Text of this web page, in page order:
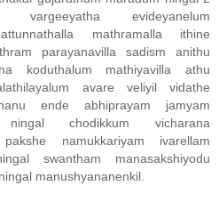
vargeeyatha evideyanelum
mathramalla ithine
parayanavilla sadism anithu
koduthalum mathiyavilla athu
avare veliyil vidathe
ende abhiprayam jamyam
chodikkum vicharana
pakshe namukkariyam ivarellam
swantham manasakshiyodu
manushyananenkil.